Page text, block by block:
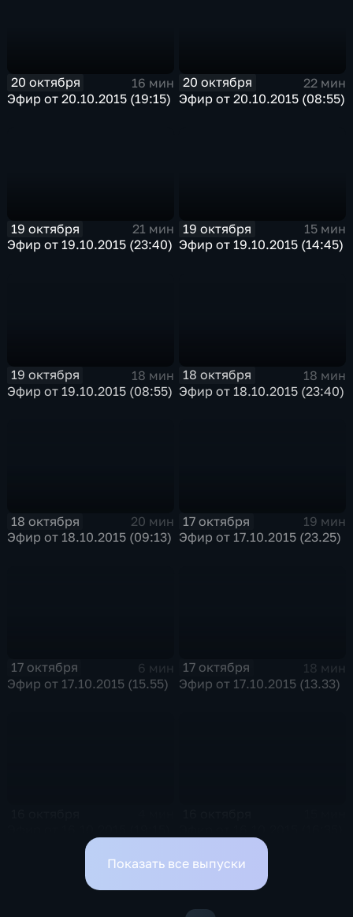
20 октября
16 мин
Эфир от 20.10.2015 (19:15)
20 октября
22 мин
Эфир от 20.10.2015 (08:55)
19 октября
21 мин
Эфир от 19.10.2015 (23:40)
19 октября
15 мин
Эфир от 19.10.2015 (14:45)
19 октября
18 мин
Эфир от 19.10.2015 (08:55)
18 октября
18 мин
Эфир от 18.10.2015 (23:40)
18 октября
20 мин
Эфир от 18.10.2015 (09:13)
17 октября
19 мин
Эфир от 17.10.2015 (23.25)
17 октября
6 мин
Эфир от 17.10.2015 (15.55)
17 октября
18 мин
Эфир от 17.10.2015 (13.33)
Показать все выпуски